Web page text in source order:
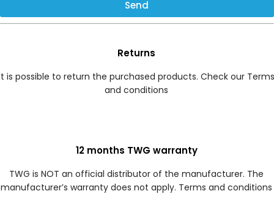
Send
Returns
is possible to return the purchased products. Check our Terms
and conditions
12 months TWG warranty
TWG is NOT an official distributor of the manufacturer. The
manufacturer’s warranty does not apply. Terms and conditions